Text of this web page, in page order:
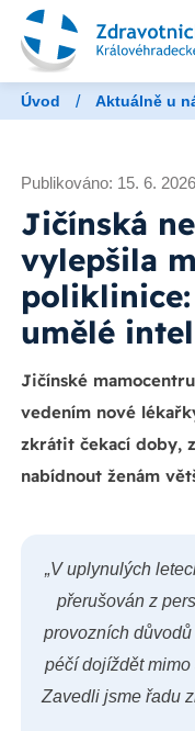
Úvod / Aktuálně u
Publikováno: 15. 6. 2026
Jičínská
vylepšila
umělé
Jičínské
vedením nové
zkrátit čekací doby,
nabídnout ženám
„V uplynulých
přerušován z
provozních
péčí dojíždět
Zavedli jsme řadu